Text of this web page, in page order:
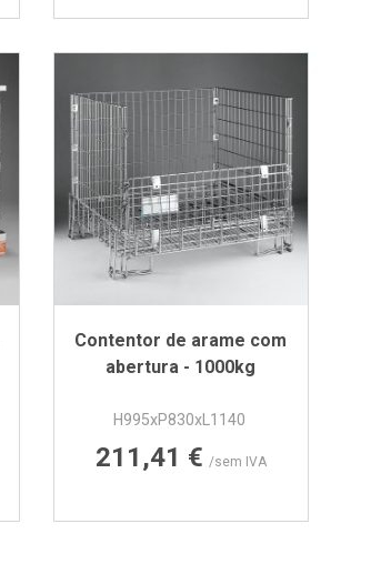
Contentor de arame com
abertura - 1000kg
H995xP830xL1140
Preço
211,41 € /sem IVA